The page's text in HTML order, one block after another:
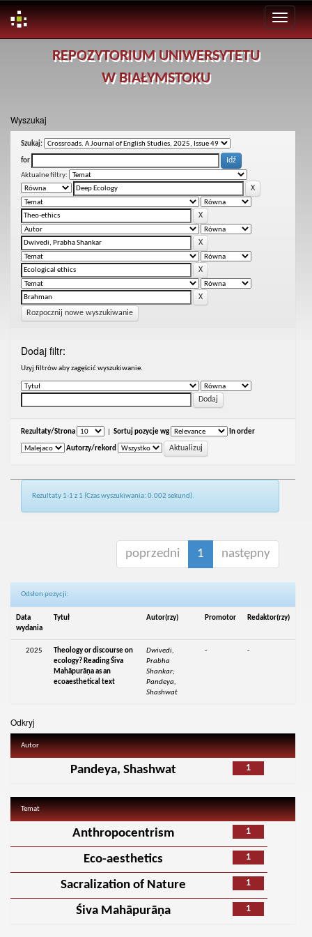
REPOZYTORIUM UNIWERSYTETU
W BIAŁYMSTOKU
Wyszukaj
Szukaj:
for
Aktualne filtry:
Rozpocznij nowe wyszukiwanie
Dodaj filtr:
Uzyj filtrów aby zagęścić wyszukiwanie.
Rezultaty/Strona Sortuj pozycje wg In order
Autorzy/rekord
Rezultaty 1-1 z 1 (Czas wyszukiwania: 0.002 sekund).
poprzedni 1 następny
Odsłon pozycji:
Data
wydania
Tytuł Autor(rzy) Promotor Redaktor(rzy)
2025
Theology or discourse on
ecology? Reading Śiva
Mahāpurāṇa as an
ecoaesthetical text
Dwivedi,
Prabha
Shankar;
Pandeya,
Shashwat
- -
Odkryj
Autor
1
Pandeya, Shashwat
Temat
1
Anthropocentrism
1
Eco-aesthetics
1
Sacralization of Nature
1
Śiva Mahāpurāṇa